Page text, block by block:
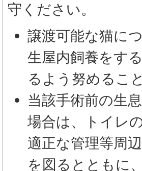
守ください。
譲渡可能な猫に
生屋内飼養をす
るよう努めるこ
当該手術前の生
場合は、トイレ
適正な管理等周
を図るとともに